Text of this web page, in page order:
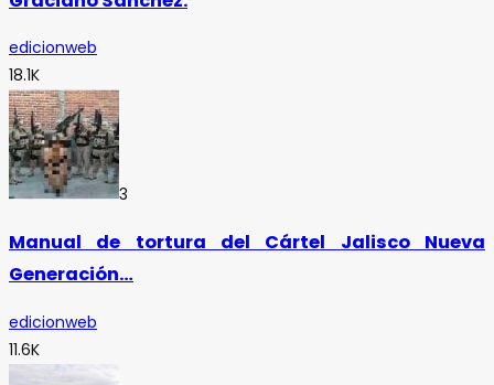
edicionweb
18.1K
3
Manual de tortura del Cártel Jalisco Nueva
Generación…
edicionweb
11.6K